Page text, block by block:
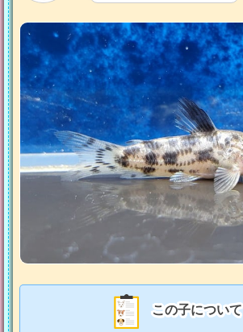
この子について